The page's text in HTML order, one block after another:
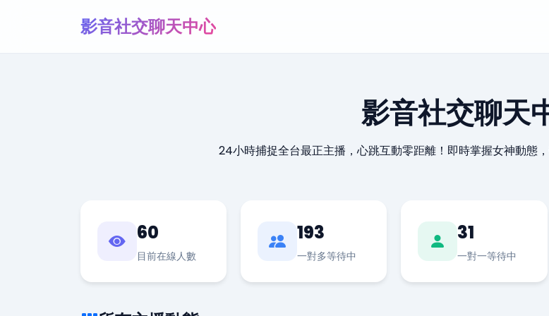
影音社交聊天中心
影音社交聊天
24小時捕捉全台最正主播，心跳互動零距離！即時掌握女神動態
60
目前在線人數
193
一對多等待中
31
一對一等待中